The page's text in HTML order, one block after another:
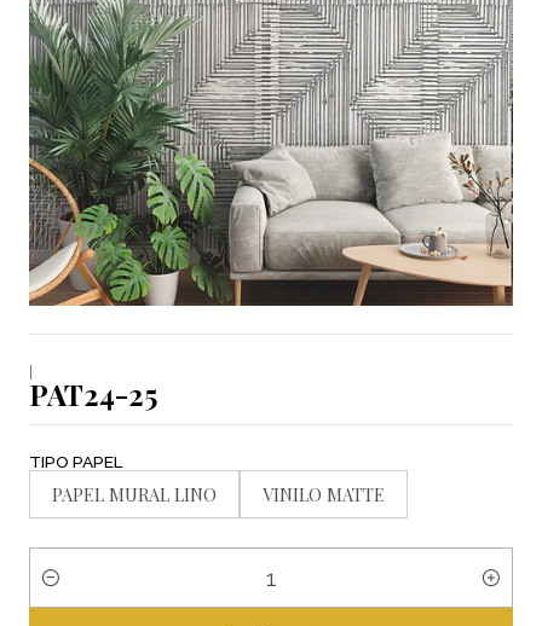
|
PAT24-25
TIPO PAPEL
PAPEL MURAL LINO VINILO MATTE
Quantity